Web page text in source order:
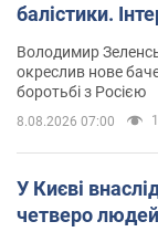
балістики.
Володимир
окреслив нове
боротьбі з Росією
8.08.2026 07:00
У Києві
четверо